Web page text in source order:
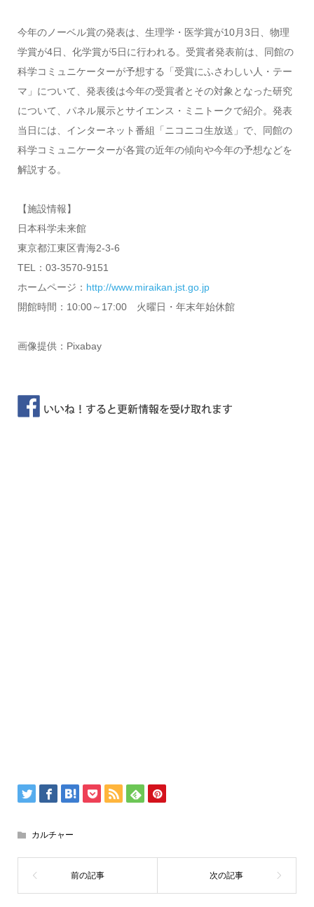
今年のノーベル賞の発表は、生理学・医学賞が10月3日、物理
学賞が4日、化学賞が5日に行われる。受賞者発表前は、同館の
科学コミュニケーターが予想する「受賞にふさわしい人・テー
マ」について、発表後は今年の受賞者とその対象となった研究
について、パネル展示とサイエンス・ミニトークで紹介。発表
当日には、インターネット番組「ニコニコ生放送」で、同館の
科学コミュニケーターが各賞の近年の傾向や今年の予想などを
解説する。
【施設情報】
日本科学未来館
東京都江東区青海2-3-6
TEL：03-3570-9151
ホームページ： http://www.miraikan.jst.go.jp
開館時間：10:00～17:00 火曜日・年末年始休館
画像提供：Pixabay
カルチャー